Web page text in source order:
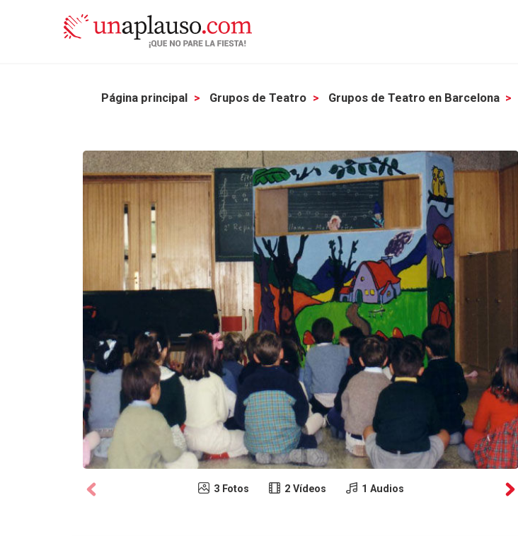
Página principal Grupos de Teatro Grupos de Teatro en Barcelona
3 Fotos 2 Vídeos 1 Audios